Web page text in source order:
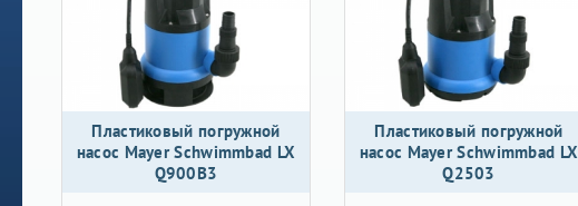
Пластиковый погружной
насос Mayer Schwimmbad LX
Q900B3
Пластиковый погружной
насос Mayer Schwimmbad LX
Q2503